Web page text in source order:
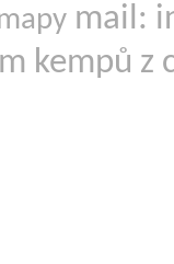
mail:
kempů z